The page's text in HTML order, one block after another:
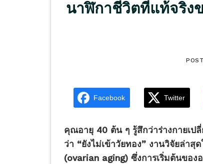
นาฬิกาชีวิตที่แท้จริง
Facebook Twitter
คุณอายุ 40 ต้น ๆ รู้สึกว่าร่างกายเ
ว่า “ยังไม่เข้าวัยทอง” งานวิจัยล่า
(ovarian aging) ซึ่งการเริ่มต้นของ